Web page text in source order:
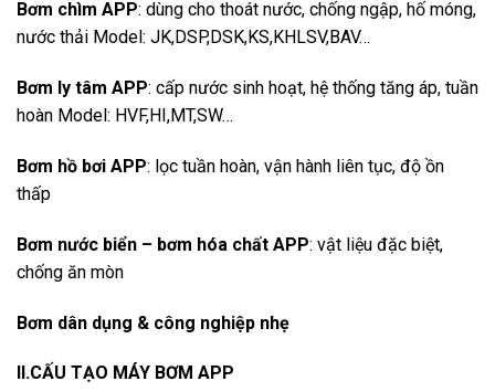
Bơm chìm APP: dùng cho thoát nước, chống ngập, hố móng,
nước thải Model: JK,DSP,DSK,KS,KHLSV,BAV…
Bơm ly tâm APP: cấp nước sinh hoạt, hệ thống tăng áp, tuần
hoàn Model: HVF,HI,MT,SW…
Bơm hồ bơi APP: lọc tuần hoàn, vận hành liên tục, độ ồn
thấp
Bơm nước biển – bơm hóa chất APP: vật liệu đặc biệt,
chống ăn mòn
Bơm dân dụng & công nghiệp nhẹ
II.CẤU TẠO MÁY BƠM APP